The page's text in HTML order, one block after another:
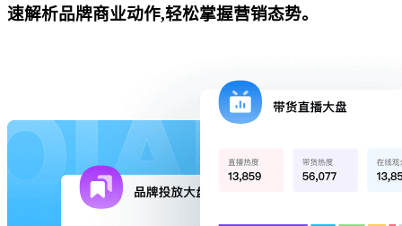
速解析品牌商业动作,轻松掌握营销态势。